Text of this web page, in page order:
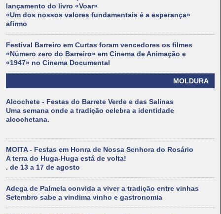
lançamento do livro «Voar»
«Um dos nossos valores fundamentais é a esperança»
afirmo
Festival Barreiro em Curtas foram vencedores os filmes
«Número zero do Barreiro» em Cinema de Animação e
«1947» no Cinema Documental
MOLDURA
Alcochete - Festas do Barrete Verde e das Salinas
Uma semana onde a tradição celebra a identidade
alcochetana.
MOITA - Festas em Honra de Nossa Senhora do Rosário
A terra do Huga-Huga está de volta!
. de 13 a 17 de agosto
Adega de Palmela convida a viver a tradição entre vinhas
Setembro sabe a vindima vinho e gastronomia